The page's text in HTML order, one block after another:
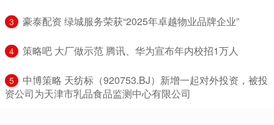
3 ​豪泰配资 绿城服务荣获“2025年卓越物业品牌企业”
4 ​策略吧 大厂做示范 腾讯、华为宣布年内校招1万人
5
​中博策略 天纺标（920753.BJ）新增一起对外投资，被投
资公司为天津市乳品食品监测中心有限公司